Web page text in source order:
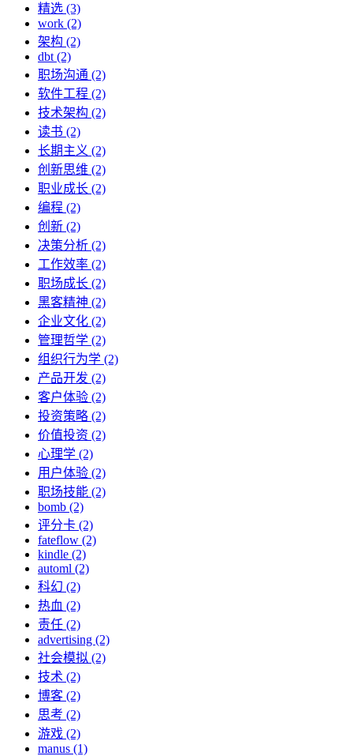
精选 (3)
work (2)
架构 (2)
dbt (2)
职场沟通 (2)
软件工程 (2)
技术架构 (2)
读书 (2)
长期主义 (2)
创新思维 (2)
职业成长 (2)
编程 (2)
创新 (2)
决策分析 (2)
工作效率 (2)
职场成长 (2)
黑客精神 (2)
企业文化 (2)
管理哲学 (2)
组织行为学 (2)
产品开发 (2)
客户体验 (2)
投资策略 (2)
价值投资 (2)
心理学 (2)
用户体验 (2)
职场技能 (2)
bomb (2)
评分卡 (2)
fateflow (2)
kindle (2)
automl (2)
科幻 (2)
热血 (2)
责任 (2)
advertising (2)
社会模拟 (2)
技术 (2)
博客 (2)
思考 (2)
游戏 (2)
manus (1)